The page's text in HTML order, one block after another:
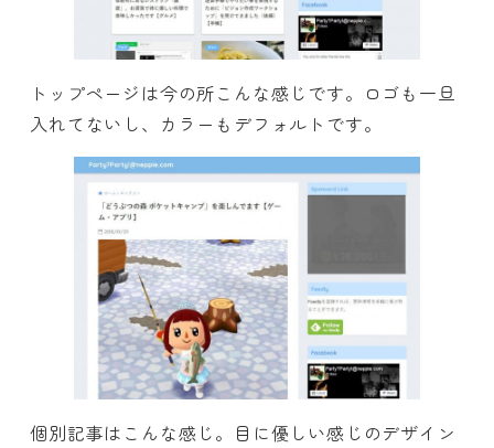
トップページは今の所こんな感じです。ロゴも一旦
入れてないし、カラーもデフォルトです。
個別記事はこんな感じ。目に優しい感じのデザイン